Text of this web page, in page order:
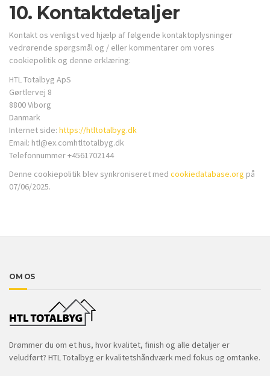
10. Kontaktdetaljer
Kontakt os venligst ved hjælp af følgende kontaktoplysninger
vedrørende spørgsmål og / eller kommentarer om vores
cookiepolitik og denne erklæring:
HTL Totalbyg ApS
Gørtlervej 8
8800 Viborg
Danmark
Internet side: https://htltotalbyg.dk
Email: htl@ex.comhtltotalbyg.dk
Telefonnummer +4561702144
Denne cookiepolitik blev synkroniseret med cookiedatabase.org på
07/06/2025.
OM OS
Drømmer du om et hus, hvor kvalitet, finish og alle detaljer er
veludført? HTL Totalbyg er kvalitetshåndværk med fokus og omtanke.